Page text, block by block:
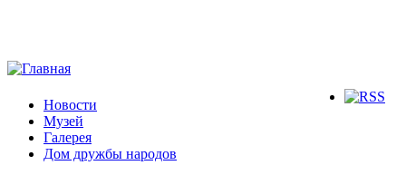
Новости
Музей
Галерея
Дом дружбы народов